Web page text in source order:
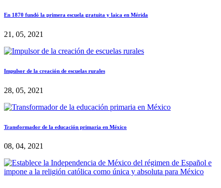
En 1870 fundó la primera escuela gratuita y laica en Mérida
21, 05, 2021
Impulsor de la creación de escuelas rurales
28, 05, 2021
Transformador de la educación primaria en México
08, 04, 2021